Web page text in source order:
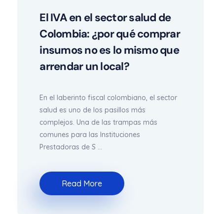
El IVA en el sector salud de
Colombia: ¿por qué comprar
insumos no es lo mismo que
arrendar un local?
En el laberinto fiscal colombiano, el sector
salud es uno de los pasillos más
complejos. Una de las trampas más
comunes para las Instituciones
Prestadoras de S ...
Read More